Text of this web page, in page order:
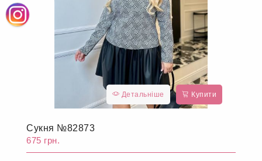
Детальніше Купити
Сукня №82873
675 грн.